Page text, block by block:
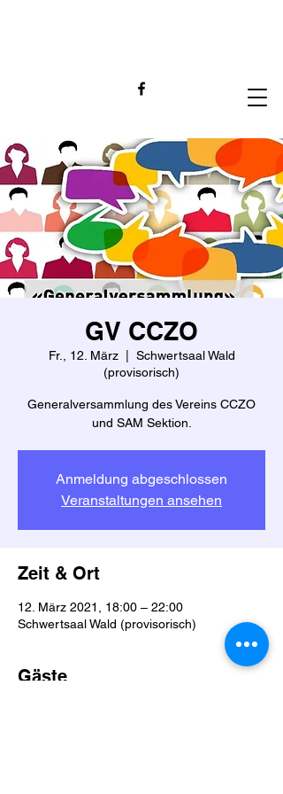
GV CCZO
Fr., 12. März
  |
Schwertsaal Wald
(provisorisch)
Generalversammlung des Vereins CCZO
und SAM Sektion.
Anmeldung abgeschlossen
Veranstaltungen ansehen
Zeit & Ort
12. März 2021, 18:00 – 22:00
Schwertsaal Wald (provisorisch)
Gäste